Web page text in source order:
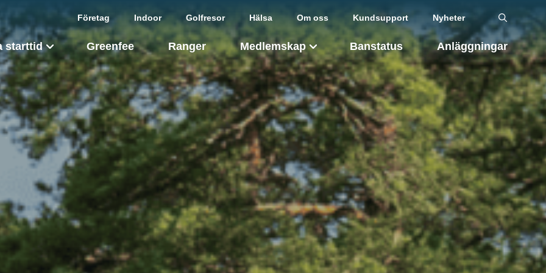
Företag Indoor Golfresor Hälsa Om oss Kundsupport Nyheter
starttid Greenfee Ranger Medlemskap Banstatus Anläggningar